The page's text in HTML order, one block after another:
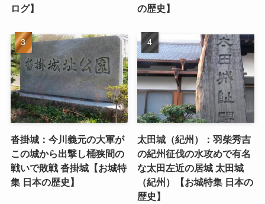
ログ】
の歴史】
沓掛城：今川義元の大軍が
この城から出撃し桶狭間の
戦いで敗戦 沓掛城【お城特
集 日本の歴史】
太田城（紀州）：羽柴秀吉
の紀州征伐の水攻めで有名
な太田左近の居城 太田城
（紀州）【お城特集 日本の
歴史】